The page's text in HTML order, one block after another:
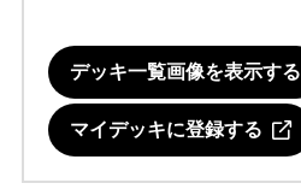
デッキ一覧画像を表示する
マイデッキに登録する